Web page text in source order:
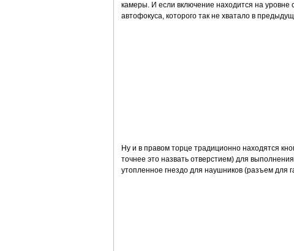
камеры. И если включение находится на уровне
автофокуса, которого так не хватало в
Ну и в правом торце традиционно находятся
точнее это назвать отверстием) для
утопленное гнездо для наушников (разъем для